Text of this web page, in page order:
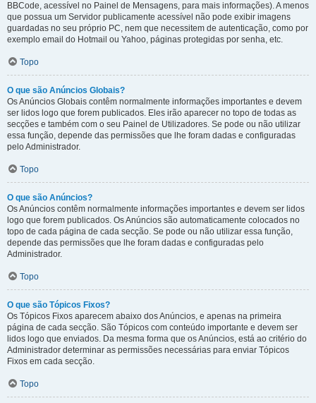
BBCode, acessível no Painel de Mensagens, para mais informações). A menos
que possua um Servidor publicamente acessível não pode exibir imagens
guardadas no seu próprio PC, nem que necessitem de autenticação, como por
exemplo email do Hotmail ou Yahoo, páginas protegidas por senha, etc.
Topo
O que são Anúncios Globais?
Os Anúncios Globais contêm normalmente informações importantes e devem
ser lidos logo que forem publicados. Eles irão aparecer no topo de todas as
secções e também com o seu Painel de Utilizadores. Se pode ou não utilizar
essa função, depende das permissões que lhe foram dadas e configuradas
pelo Administrador.
Topo
O que são Anúncios?
Os Anúncios contêm normalmente informações importantes e devem ser lidos
logo que forem publicados. Os Anúncios são automaticamente colocados no
topo de cada página de cada secção. Se pode ou não utilizar essa função,
depende das permissões que lhe foram dadas e configuradas pelo
Administrador.
Topo
O que são Tópicos Fixos?
Os Tópicos Fixos aparecem abaixo dos Anúncios, e apenas na primeira
página de cada secção. São Tópicos com conteúdo importante e devem ser
lidos logo que enviados. Da mesma forma que os Anúncios, está ao critério do
Administrador determinar as permissões necessárias para enviar Tópicos
Fixos em cada secção.
Topo